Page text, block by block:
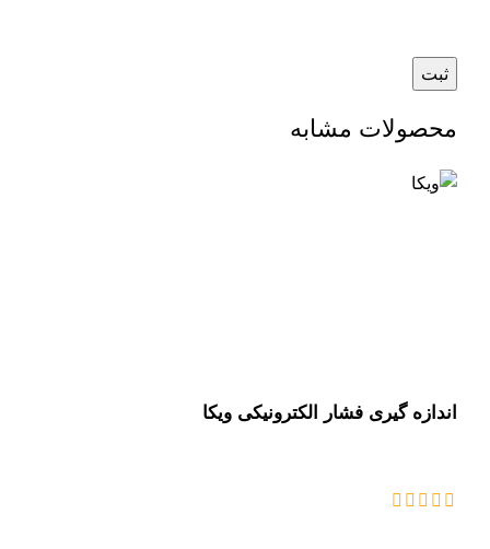
محصولات مشابه
اندازه گیری فشار الکترونیکی ویکا